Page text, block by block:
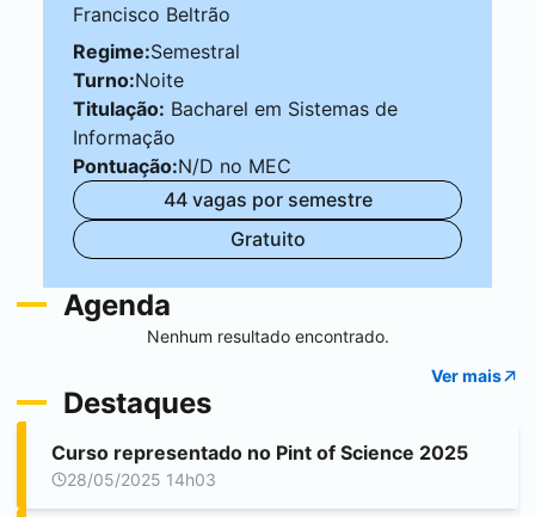
Francisco Beltrão
Regime:Semestral
Turno:Noite
Titulação: Bacharel em Sistemas de
Informação
Pontuação:N/D no MEC
44 vagas por semestre
Gratuito
Agenda
Nenhum resultado encontrado.
Ver mais
Destaques
Curso representado no Pint of Science 2025
28/05/2025 14h03